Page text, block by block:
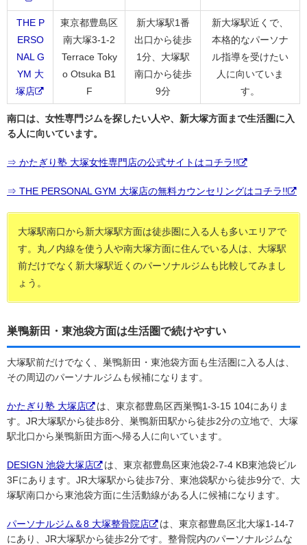
THE P
ERSO
NAL G
YM 大
塚店
東京都豊島区
南大塚3-1-2
Terrace Toky
o Otsuka B1
F
新大塚駅1番
出口から徒歩
1分、大塚駅
南口から徒歩
9分
新大塚駅近くで、
本格的なパーソナ
ル指導を受けたい
人に向いていま
す。
南口は、女性専門ジムを探したい人や、新大塚方面まで生活圏に入
る人に向いています。
⇒ かたぎり塾 大塚女性専門店の公式サイトはコチラ!!
⇒ THE PERSONAL GYM 大塚店の無料カウンセリングはコチラ!!
大塚駅南口から新大塚駅方面は徒歩圏に入る人も多いエリアで
す。丸ノ内線を使う人や南大塚方面に住んでいる人は、大塚駅
前だけでなく新大塚駅近くのパーソナルジムも比較してみまし
ょう。
巣鴨新田・東池袋方面は生活圏で続けやすい
大塚駅前だけでなく、巣鴨新田・東池袋方面も生活圏に入る人は、
その周辺のパーソナルジムも候補になります。
かたぎり塾 大塚店
は、東京都豊島区西巣鴨1-3-15 104にありま
す。JR大塚駅から徒歩8分、巣鴨新田駅から徒歩2分の立地で、大塚
駅北口から巣鴨新田方面へ帰る人に向いています。
DESIGN 池袋大塚店
は、東京都豊島区東池袋2-7-4 KB東池袋ビル
3Fにあります。JR大塚駅から徒歩7分、東池袋駅から徒歩9分で、大
塚駅南口から東池袋方面に生活動線がある人に候補になります。
パーソナルジム＆8 大塚整骨院店
は、東京都豊島区北大塚1-14-7
にあり、JR大塚駅から徒歩2分です。整骨院内のパーソナルジムな